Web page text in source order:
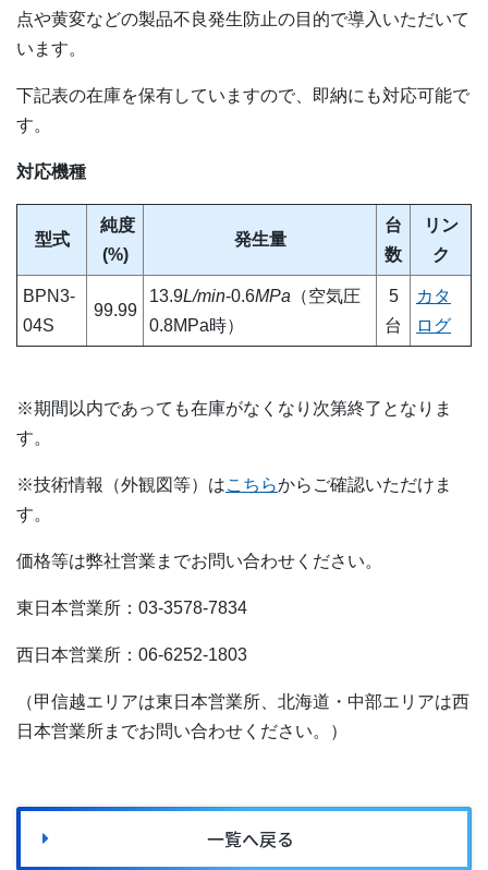
点や黄変などの製品不良発生防止の目的で導入いただいて
います。
下記表の在庫を保有していますので、即納にも対応可能で
す。
対応機種
型式
純度
(%)
発生量
台
数
リン
ク
BPN3-
04S
99.99
13.9L/min-0.6MPa （空気圧
0.8MPa時）
5
台
カタ
ログ
※期間以内であっても在庫がなくなり次第終了となりま
す。
※技術情報（外観図等）はこちらからご確認いただけま
す。
価格等は弊社営業までお問い合わせください。
東日本営業所：03-3578-7834
西日本営業所：06-6252-1803
（甲信越エリアは東日本営業所、北海道・中部エリアは西
日本営業所までお問い合わせください。）
一覧へ戻る